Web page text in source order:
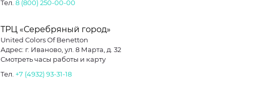
Тел. 8 (800) 250-00-00
ТРЦ «Серебряный город»
United Colors Of Benetton
Адрес: г. Иваново, ул. 8 Марта, д. 32
Смотреть часы работы и карту
Тел. +7 (4932) 93-31-18